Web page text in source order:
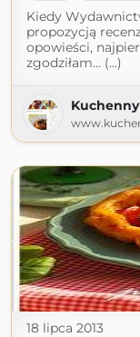
Kiedy
propozycją
opowieści,
zgodziłam… (...)
18 lipca 2013